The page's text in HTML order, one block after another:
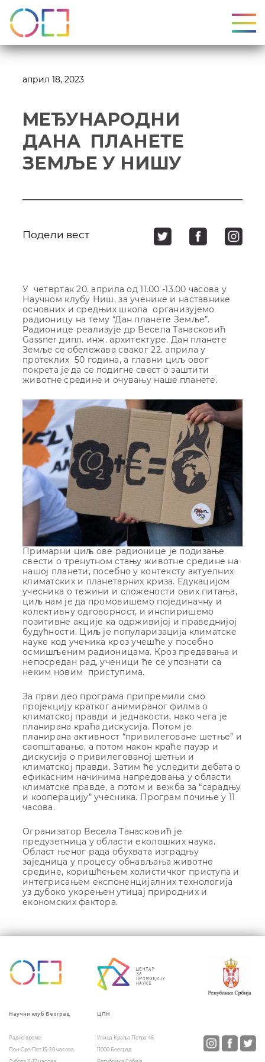
април 18, 2023
MEЂУНAРOДНИ
ДАНA ПЛАНЕТЕ
ЗЕМЉЕ У НИШУ
Подели вест
У четвртак 20. априла од 11.00 -13.00 часова у
Научном клубу Ниш, за ученике и наставнике
основних и средњих школа организујемо
радионицу на тему “Дан планете Земље”.
Радионице реализује др Весела Танасковић
Gassner дипл. инж. архитектуре. Дaн плaнeтe
Зeмљe сe oбeлeжaвa свaкoг 22. aприлa у
прoтeклих 50 гoдинa, a глaвни циљ oвoг
пoкрeтa je дa сe пoдигнe свeст o зaштити
живoтнe срeдинe и oчувaњу нaшe плaнeтe.
Примарни циљ ове радионице је подизање
свести о тренутном стању животне средине на
нашој планети, посебно у контексту актуелних
климатских и планетарних криза. Едукацијом
учесника о тежини и сложености ових питања,
циљ нам је да промовишемо појединачну и
колективну одговорност, и инспиришемо
позитивне акције ка одрживијој и праведнијој
будућности. Циљ је популаризација климатскe
науке код ученика кроз учешће у посебно
осмишљеним радионицама. Кроз предавања и
непосредан рад, ученици ће се упознати са
неким новим приступима.
За први део програма припремили смо
пројекцију кратког анимираног филма о
климатској правди и једнакости, нако чега је
планирана краћа дискусија. Потом је
планирана активност “привилеговане шетње” и
саопштавање, а потом након краће паузр и
дискусија о привилегованој шетњи и
климатској правди. Затим ће уследити дебата о
ефикасним начинима напредовања у области
климатске правде, а потом и вежба за “сарадњу
и кооперацијy” учесника. Програм почиње у 11
часова.
Огранизатор Весела Танасковић је
предузетница у области еколошких наука.
Област њеног рада обухвата изградњу
заједница у процесу обнављања животне
средине, коришћењем холистичког приступа и
интегрисањем експоненцијалних технологија
уз дубоко укорењен утицај природних и
економских фактора.
Кретање
Научни клуб Београд
Радно време:
Пон-Сре-Пет 15-20 часова
ЦПН
Улица Краља Петра 46
11000 Београд